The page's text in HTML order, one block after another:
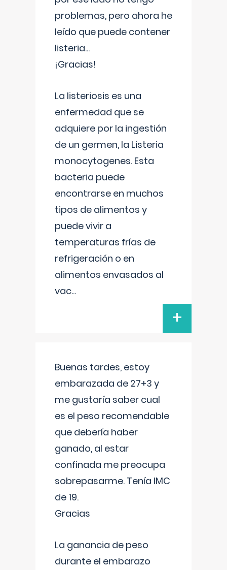
problemas, pero ahora he
leído que puede contener
listeria...
¡Gracias!
La listeriosis es una
enfermedad que se
adquiere por la ingestión
de un germen, la Listeria
monocytogenes. Esta
bacteria puede
encontrarse en muchos
tipos de alimentos y
puede vivir a
temperaturas frías de
refrigeración o en
alimentos envasados al
vac...
+
Buenas tardes, estoy
embarazada de 27+3 y
me gustaría saber cual
es el peso recomendable
que debería haber
ganado, al estar
confinada me preocupa
sobrepasarme. Tenía IMC
de 19.
Gracias
La ganancia de peso
durante el embarazo